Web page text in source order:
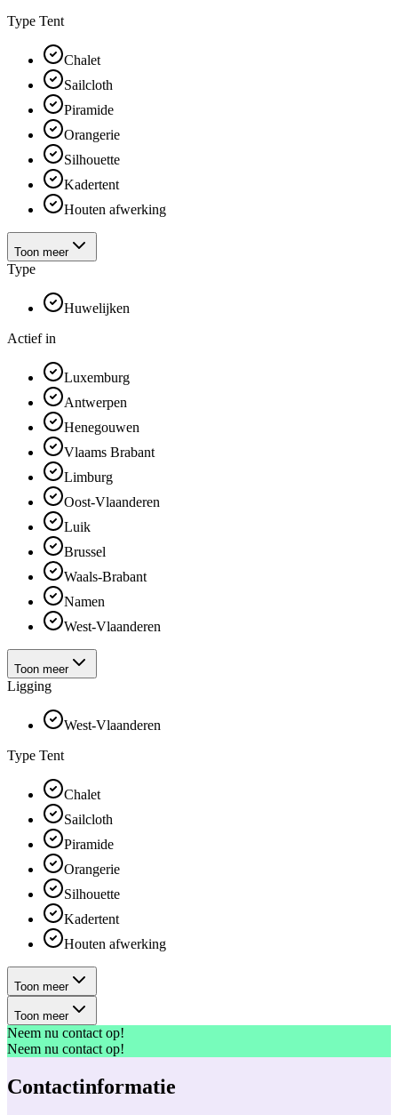
Type Tent
Chalet
Sailcloth
Piramide
Orangerie
Silhouette
Kadertent
Houten afwerking
Toon meer
Type
Huwelijken
Actief in
Luxemburg
Antwerpen
Henegouwen
Vlaams Brabant
Limburg
Oost-Vlaanderen
Luik
Brussel
Waals-Brabant
Namen
West-Vlaanderen
Toon meer
Ligging
West-Vlaanderen
Type Tent
Chalet
Sailcloth
Piramide
Orangerie
Silhouette
Kadertent
Houten afwerking
Toon meer
Toon meer
Neem nu contact op!
Neem nu contact op!
Contactinformatie